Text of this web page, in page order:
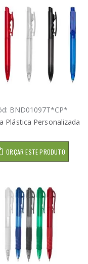
BND01097T*CP*
Plástica Personalizada
ORÇAR ESTE PRODUTO